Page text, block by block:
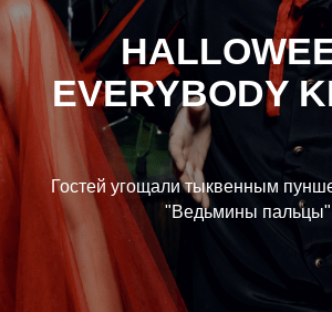
EVERYBODY
Гостей угощали тыквенным
"Ведьмины пальцы"